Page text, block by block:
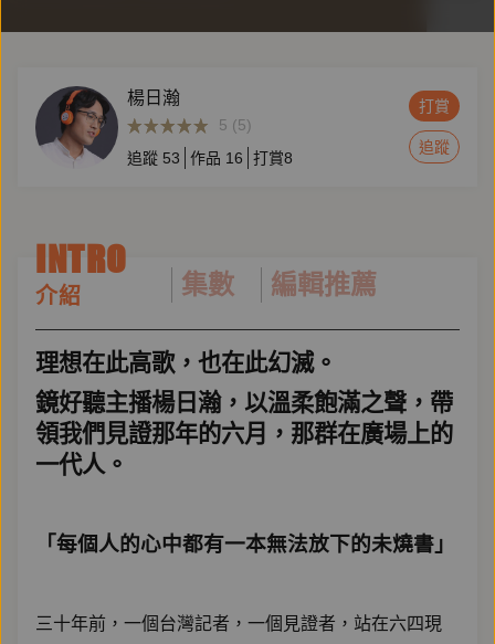
楊日瀚
5 (5)
追蹤 53 作品 16 打賞8
打賞
追蹤
INTRO
介紹 集數 編輯推薦
理想在此高歌，也在此幻滅。
鏡好聽主播楊日瀚，以溫柔飽滿之聲，帶
領我們見證那年的六月，那群在廣場上的
一代人。
「每個人的心中都有一本無法放下的未燒書」
三十年前，一個台灣記者，一個見證者，站在六四現